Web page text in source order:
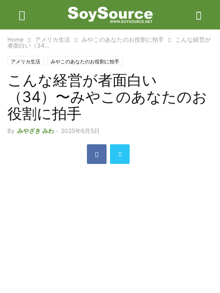
Home アメリカ生活 みやこのあなたのお役割に拍手
こんな経営が
者面白い（34...
アメリカ生活 みやこのあなたのお役割に拍手
こんな経営が者面白い
（34）〜みやこのあなたのお
役割に拍手
By みやざき みわ - 2025年6月5日